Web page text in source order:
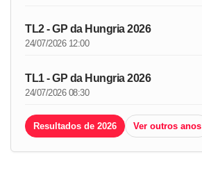
TL2 - GP da Hungria 2026
24/07/2026 12:00
TL1 - GP da Hungria 2026
24/07/2026 08:30
Resultados de 2026 Ver outros anos